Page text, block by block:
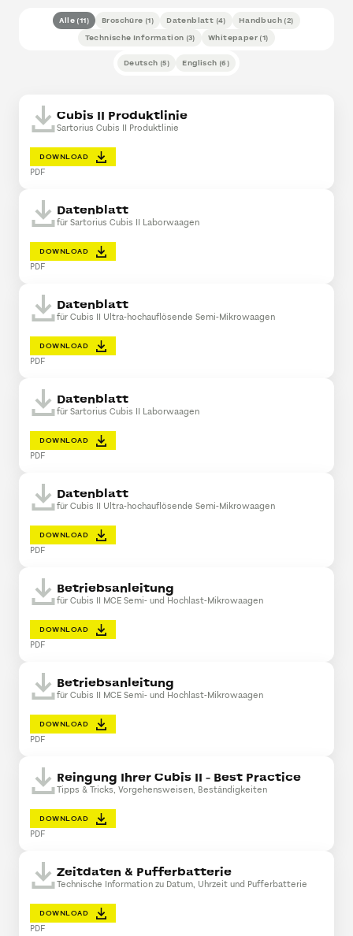
Alle(11) Broschüre (1) Datenblatt (4) Handbuch (2)
Technische Information (3) Whitepaper(1)
Deutsch (5) Englisch (6)
Cubis II Produktlinie
Sartorius Cubis II Produktlinie
DOWNLOAD
PDF
Datenblatt
für Sartorius Cubis II Laborwaagen
DOWNLOAD
PDF
Datenblatt
für Cubis II Ultra-hochauflösende Semi-Mikrowaagen
DOWNLOAD
PDF
Datenblatt
für Sartorius Cubis II Laborwaagen
DOWNLOAD
PDF
Datenblatt
für Cubis II Ultra-hochauflösende Semi-Mikrowaagen
DOWNLOAD
PDF
Betriebsanleitung
für Cubis II MCE Semi- und Hochlast-Mikrowaagen
DOWNLOAD
PDF
Betriebsanleitung
für Cubis II MCE Semi- und Hochlast-Mikrowaagen
DOWNLOAD
PDF
Reingung Ihrer Cubis II - Best Practice
Tipps & Tricks, Vorgehensweisen, Beständigkeiten
DOWNLOAD
PDF
Zeitdaten & Pufferbatterie
Technische Information zu Datum, Uhrzeit und Pufferbatterie
DOWNLOAD
PDF